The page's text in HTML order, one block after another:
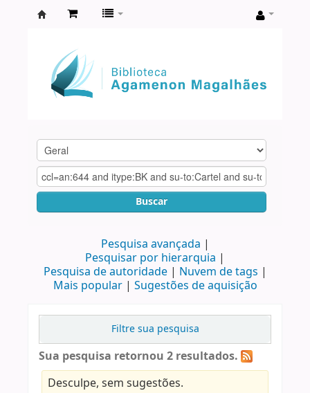
Agamenon
Magalhães
Buscar
Pesquisa avançada
Pesquisar por hierarquia
Pesquisa de autoridade
Nuvem de tags
Mais popular
Sugestões de aquisição
Filtre sua pesquisa
Sua pesquisa retornou 2 resultados.
Desculpe, sem sugestões.